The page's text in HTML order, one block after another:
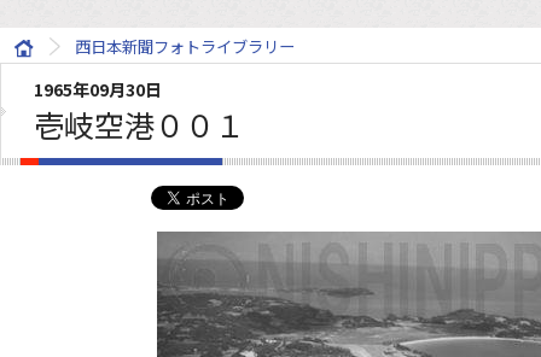
西日本新聞フォトライブラリー
1965年09月30日
壱岐空港００１